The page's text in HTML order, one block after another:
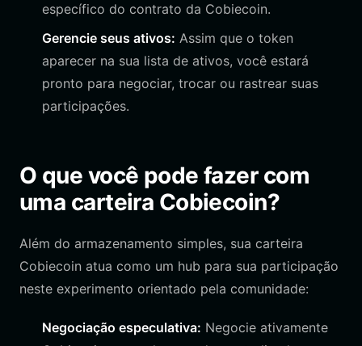
específico do contrato da Cobiecoin.
Gerencie seus ativos: Assim que o token
aparecer na sua lista de ativos, você estará
pronto para negociar, trocar ou rastrear suas
participações.
O que você pode fazer com
uma carteira Cobiecoin?
Além do armazenamento simples, sua carteira
Cobiecoin atua como um hub para sua participação
neste experimento orientado pela comunidade:
Negociação especulativa: Negocie ativamente